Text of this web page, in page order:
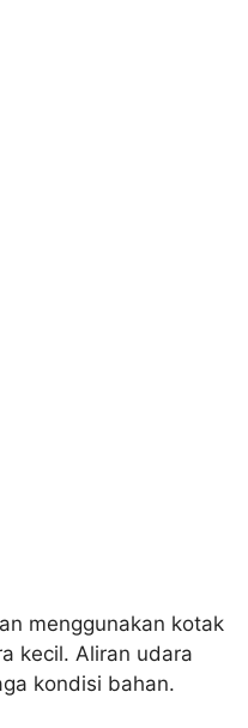
menggunakan kotak
kecil. Aliran udara
kondisi bahan.